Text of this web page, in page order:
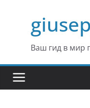
содержимому
Ваш гид в мир